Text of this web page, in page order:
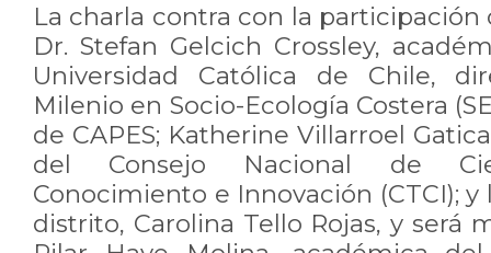
La charla contra con la
Dr. Stefan Gelcich Crossley,
Universidad Católica de Chile,
Milenio en Socio-Ecología Costera
de CAPES; Katherine Villarroel
del Consejo Nacional de
Conocimiento e Innovación (CTCI);
distrito, Carolina Tello Rojas, y será